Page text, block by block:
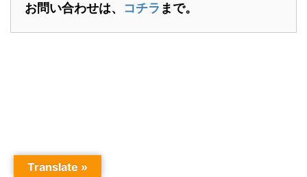
お問い合わせは、 コチラ まで。
Translate »